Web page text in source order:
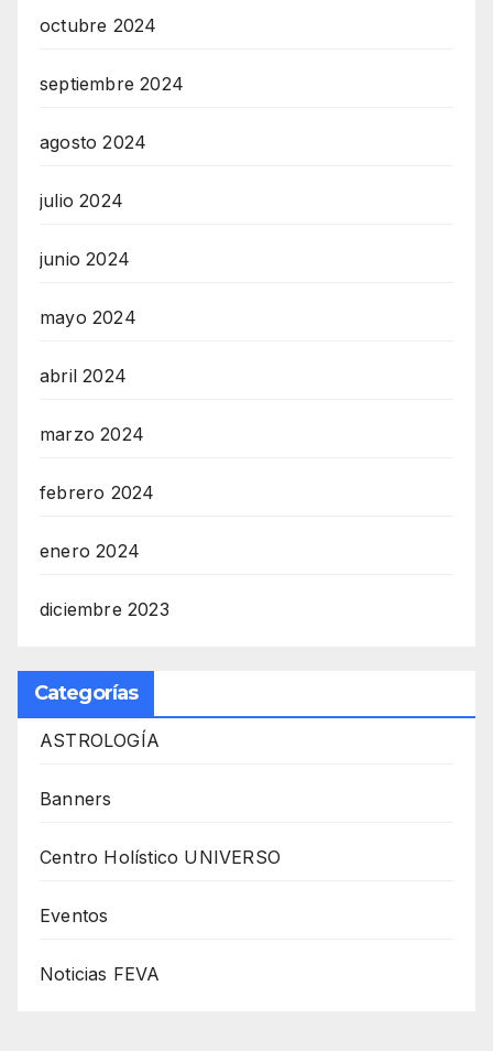
octubre 2024
septiembre 2024
agosto 2024
julio 2024
junio 2024
mayo 2024
abril 2024
marzo 2024
febrero 2024
enero 2024
diciembre 2023
Categorías
ASTROLOGÍA
Banners
Centro Holístico UNIVERSO
Eventos
Noticias FEVA